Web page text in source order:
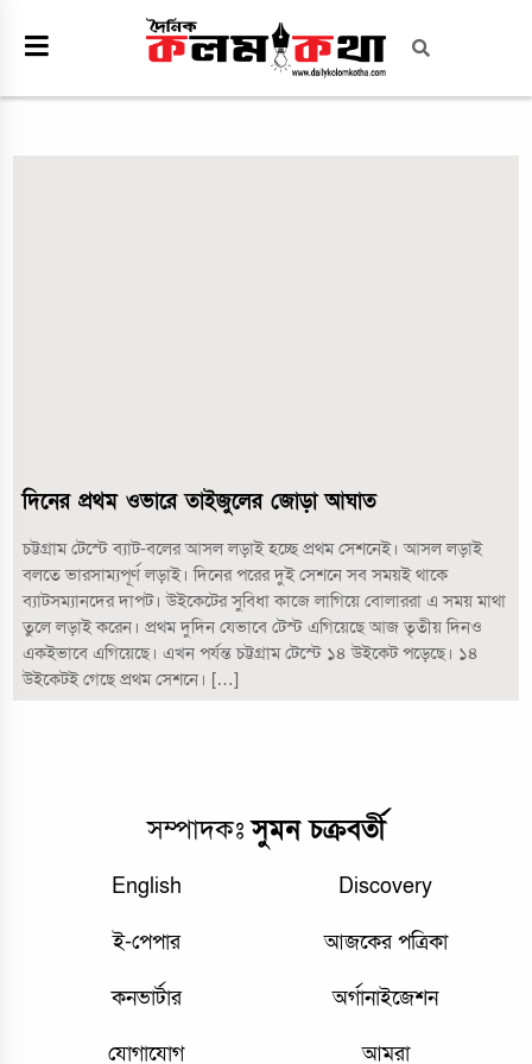
দিনের প্রথম ওভারে তাইজুলের জোড়া আঘাত
চট্টগ্রাম টেস্টে ব্যাট-বলের আসল লড়াই হচ্ছে প্রথম সেশনেই। আসল লড়াই
বলতে ভারসাম্যপূর্ণ লড়াই। দিনের পরের দুই সেশনে সব সময়ই থাকে
ব্যাটসম্যানদের দাপট। উইকেটের সুবিধা কাজে লাগিয়ে বোলাররা এ সময় মাথা
তুলে লড়াই করেন। প্রথম দুদিন যেভাবে টেস্ট এগিয়েছে আজ তৃতীয় দিনও
একইভাবে এগিয়েছে। এখন পর্যন্ত চট্টগ্রাম টেস্টে ১৪ উইকেট পড়েছে। ১৪
উইকেটই গেছে প্রথম সেশনে। […]
সম্পাদকঃসুমন চক্রবর্তী
English Discovery
ই-পেপার আজকের পত্রিকা
কনভার্টার অর্গানাইজেশন
যোগাযোগ আমরা